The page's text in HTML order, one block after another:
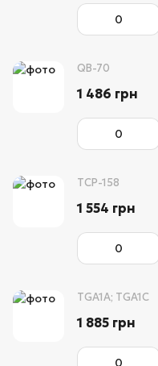
QB-70
1 486 грн
TCP-158
1 554 грн
TGA1A; TGA1С
1 885 грн